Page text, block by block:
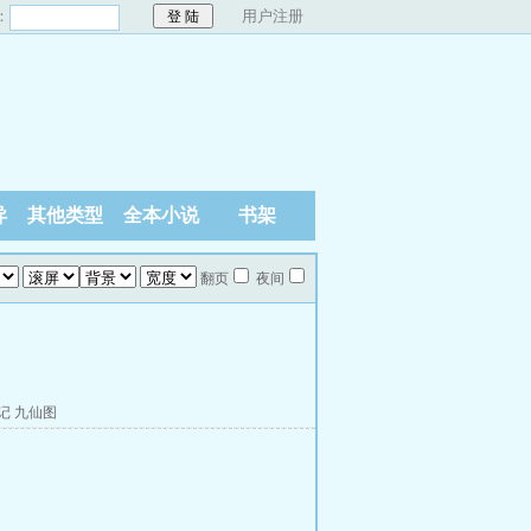
用户注册
其他类型 全本小说 书架
翻页 夜间
九仙图